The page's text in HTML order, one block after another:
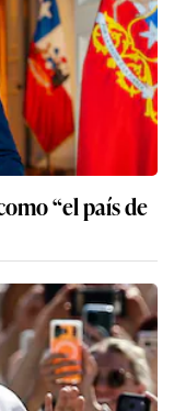
“el país de